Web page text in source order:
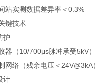
站实测数据差异率＜0.3%
键技术
护
器（10/700μs脉冲承受5kV）
网络（残余电压＜24V@3kA）
计